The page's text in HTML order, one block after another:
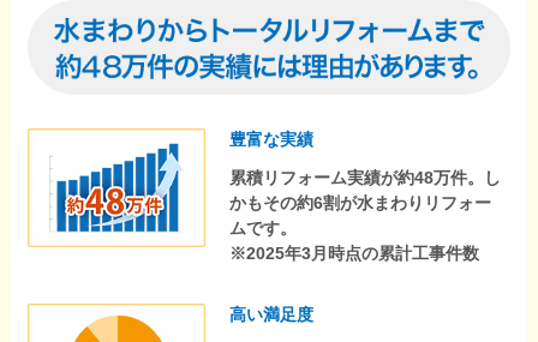
豊富な実績
累積リフォーム実績が約48万件。し
かもその約6割が水まわりリフォー
ムです。
※2025年3月時点の累計工事件数
高い満足度